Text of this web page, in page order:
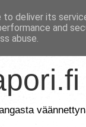
deliver its
and
abuse.